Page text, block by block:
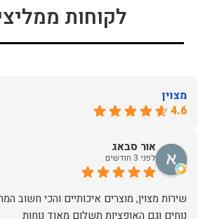
לקוחות
מצוין
4.6
אור סבאג
לפני 3 חודשים
שירות מצוין, מוצרים איכותיים והכי חשוב